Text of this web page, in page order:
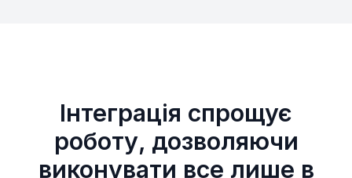
Інтеграція спрощує
роботу, дозволяючи
виконувати все лише в